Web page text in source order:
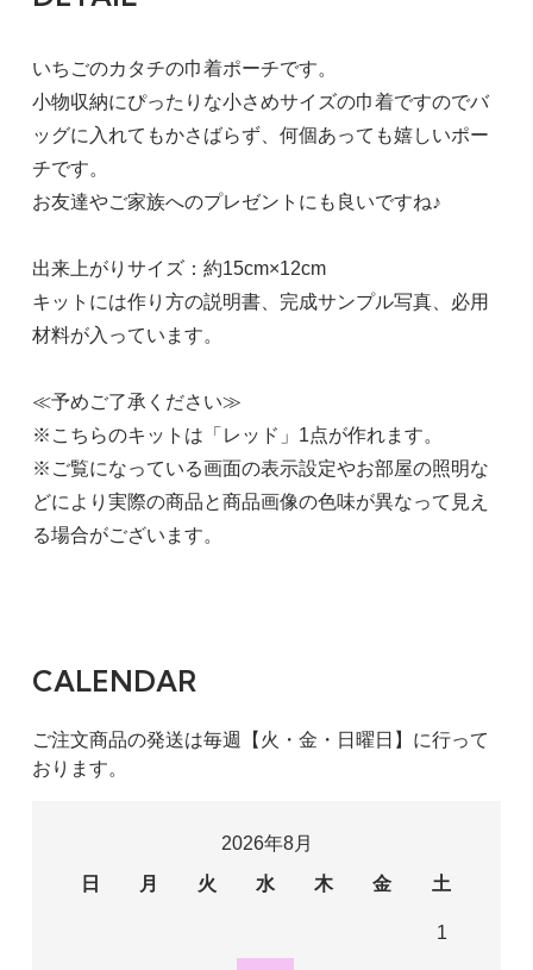
いちごのカタチの巾着ポーチです。
小物収納にぴったりな小さめサイズの巾着ですのでバ
ッグに入れてもかさばらず、何個あっても嬉しいポー
チです。
お友達やご家族へのプレゼントにも良いですね♪
出来上がりサイズ：約15cm×12cm
キットには作り方の説明書、完成サンプル写真、必用
材料が入っています。
≪予めご了承ください≫
※こちらのキットは「レッド」1点が作れます。
※ご覧になっている画面の表示設定やお部屋の照明な
どにより実際の商品と商品画像の色味が異なって見え
る場合がございます。
CALENDAR
ご注文商品の発送は毎週【火・金・日曜日】に行って
おります。
2026年8月
日
月 火 水 木 金 土
1